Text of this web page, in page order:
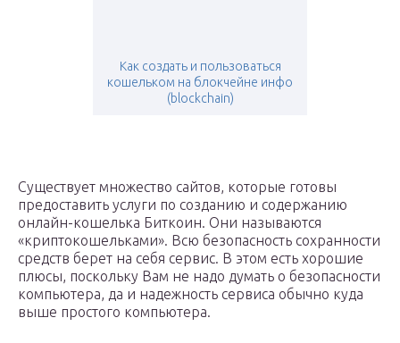
Как создать и пользоваться
кошельком на блокчейне инфо
(blockchain)
Существует множество сайтов, которые готовы
предоставить услуги по созданию и содержанию
онлайн-кошелька Биткоин. Они называются
«криптокошельками». Всю безопасность сохранности
средств берет на себя сервис. В этом есть хорошие
плюсы, поскольку Вам не надо думать о безопасности
компьютера, да и надежность сервиса обычно куда
выше простого компьютера.